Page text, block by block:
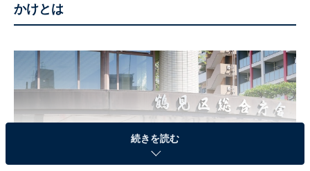
かけとは
続きを読む